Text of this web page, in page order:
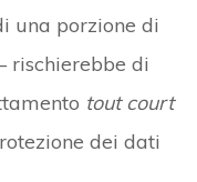
una porzione di
rischierebbe di
tout court
dei dati